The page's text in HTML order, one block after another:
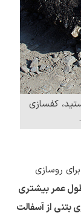
کفسازی
روسازی
عمر بیشتری
بتنی از آسفالت